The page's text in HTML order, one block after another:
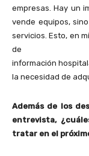
empresas. Hay un
vende equipos,
servicios. Esto, en
de
información
la necesidad de
Además de los
entrevista,
tratar en el